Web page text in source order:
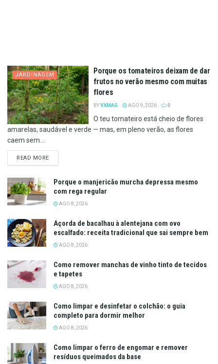
JARDINAGEM
Porque os tomateiros deixam de dar
frutos no verão mesmo com muitas
flores
BYVXMAG AGO 9, 2026 0
O teu tomateiro está cheio de flores
amarelas, saudável e verde — mas, em pleno verão, as flores
caem sem...
READ MOREDETAILS
Porque o manjericão murcha depressa mesmo
com rega regular
AGO 8, 2026
Açorda de bacalhau à alentejana com ovo
escalfado: receita tradicional que sai sempre bem
AGO 8, 2026
Como remover manchas de vinho tinto de tecidos
e tapetes
AGO 8, 2026
Como limpar e desinfetar o colchão: o guia
completo para dormir melhor
AGO 8, 2026
Como limpar o ferro de engomar e remover
resíduos queimados da base